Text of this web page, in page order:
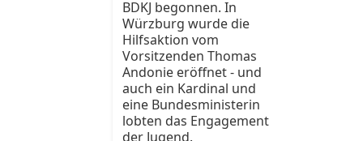
BDKJ begonnen. In
Würzburg wurde die
Hilfsaktion vom
Vorsitzenden Thomas
Andonie eröffnet - und
auch ein Kardinal und
eine Bundesministerin
lobten das Engagement
der Jugend.